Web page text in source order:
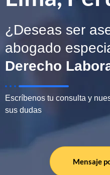
¿Deseas ser
abogado
Derecho
Escríbenos tu consulta y
sus dudas
Mensaje